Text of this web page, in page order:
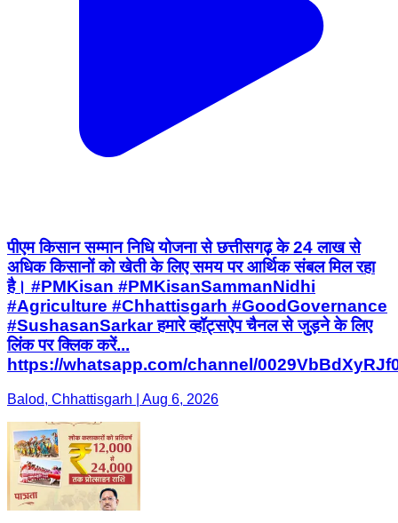
पीएम किसान सम्मान निधि योजना से छत्तीसगढ़ के 24 लाख से
अधिक किसानों को खेती के लिए समय पर आर्थिक संबल मिल रहा
है। #PMKisan #PMKisanSammanNidhi
#Agriculture #Chhattisgarh #GoodGovernance
#SushasanSarkar हमारे व्हॉट्सऐप चैनल से जुड़ने के लिए
लिंक पर क्लिक करें...
https://whatsapp.com/channel/
Balod, Chhattisgarh | Aug 6, 2026